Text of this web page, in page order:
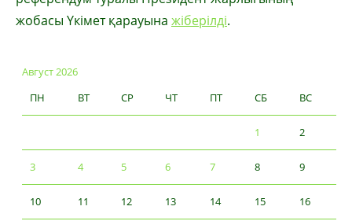
жобасы Үкімет қарауына жіберілді.
Август 2026
ПН
ВТ СР ЧТ ПТ СБ ВС
1 2
3 4 5 6 7 8 9
10 11 12 13 14 15 16